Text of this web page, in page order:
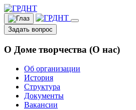
Задать вопрос
О Доме творчества (О нас)
Об организации
История
Структура
Документы
Вакансии